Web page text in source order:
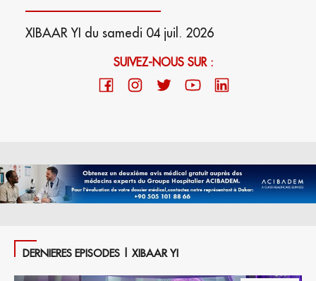
XIBAAR YI du samedi 04 juil. 2026
SUIVEZ-NOUS SUR :
DERNIERES EPISODES | XIBAAR YI